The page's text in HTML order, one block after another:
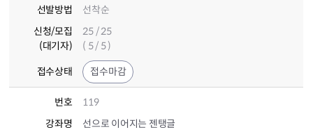
선발방법
선착순
신청/모집
(대기자)
25 / 25
( 5 / 5 )
접수상태 접수마감
번호
119
강좌명
선으로 이어지는 젠탱글